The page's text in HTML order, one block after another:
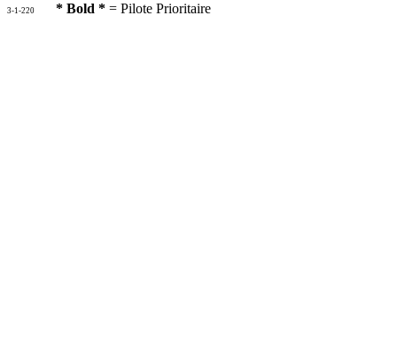
3-1-220 * Bold * = Pilote Prioritaire